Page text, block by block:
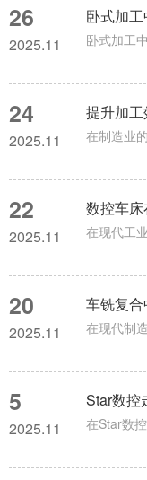
26
2025.11
卧式加
24
2025.11
22
2025.11
数控车
20
2025.11
车铣复合
5
2025.11
Star数控